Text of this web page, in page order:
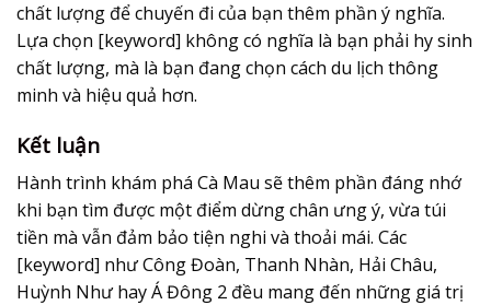
chất lượng để chuyến đi của bạn thêm phần ý nghĩa.
Lựa chọn [keyword] không có nghĩa là bạn phải hy sinh
chất lượng, mà là bạn đang chọn cách du lịch thông
minh và hiệu quả hơn.
Kết luận
Hành trình khám phá Cà Mau sẽ thêm phần đáng nhớ
khi bạn tìm được một điểm dừng chân ưng ý, vừa túi
tiền mà vẫn đảm bảo tiện nghi và thoải mái. Các
[keyword] như Công Đoàn, Thanh Nhàn, Hải Châu,
Huỳnh Như hay Á Đông 2 đều mang đến những giá trị